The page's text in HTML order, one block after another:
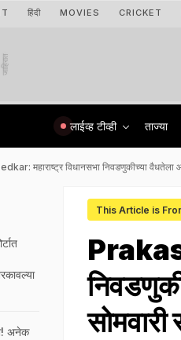
हिंदी MOVIES CRICKET
जाहिरात
लाईव्ह टीव्ही ताज्या
महाराष्ट्र विधानसभा निवडणुकीच्या वैधतेला
This Article is
सोमवारी
अनेक